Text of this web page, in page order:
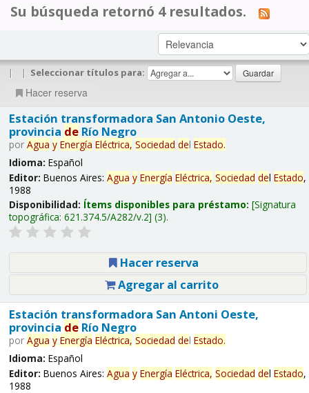
Su búsqueda retornó 4 resultados.
| | Seleccionar títulos para:
Hacer reserva
Estación transformadora San Antonio Oeste,
provincia deRío Negro
por Agua y Energía Eléctrica, Sociedad del Estado.
Idioma: Español
Editor: Buenos Aires: Agua y Energía Eléctrica, Sociedad del Estado,
1988
Disponibilidad: Ítems disponibles para préstamo: Signatura
topográfica: 621.374.5/A282/v.2 (3).
Hacer reserva
Agregar al carrito
Estación transformadora San Antoni Oeste,
provincia deRío Negro
por Agua y Energía Eléctrica, Sociedad del Estado.
Idioma: Español
Editor: Buenos Aires: Agua y Energía Eléctrica, Sociedad del Estado,
1988